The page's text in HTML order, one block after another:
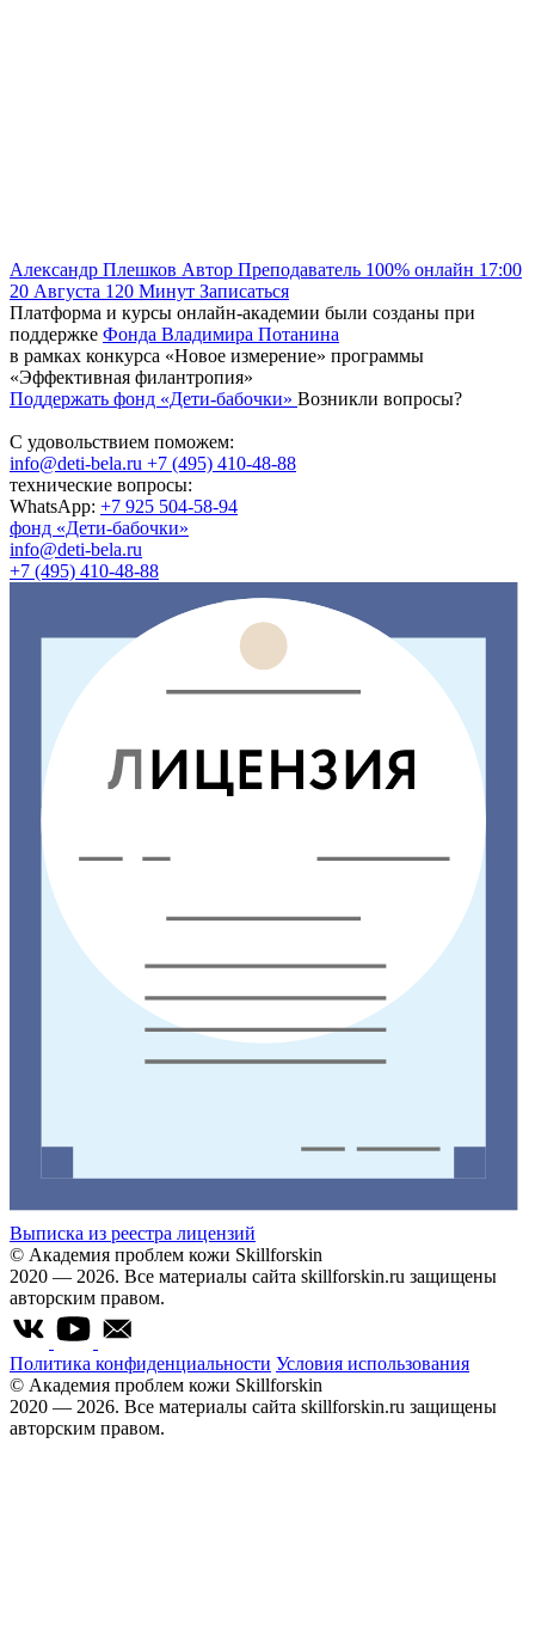
Александр Плешков Автор Преподаватель 100% онлайн 17:00
20 Августа 120 Минут Записаться
Платформа и курсы онлайн-академии были созданы при
поддержке Фонда Владимира Потанина
в рамках конкурса «Новое измерение» программы
«Эффективная филантропия»
Поддержать фонд «Дети-бабочки» Возникли вопросы?
С удовольствием поможем:
info@deti-bela.ru +7 (495) 410-48-88
технические вопросы:
WhatsApp: +7 925 504-58-94
фонд «Дети-бабочки»
info@deti-bela.ru
+7 (495) 410-48-88
Выписка из реестра лицензий
© Академия проблем кожи Skillforskin
2020 — 2026. Все материалы сайта skillforskin.ru защищены
авторским правом.
Политика конфиденциальности Условия использования
© Академия проблем кожи Skillforskin
2020 — 2026. Все материалы сайта skillforskin.ru защищены
авторским правом.